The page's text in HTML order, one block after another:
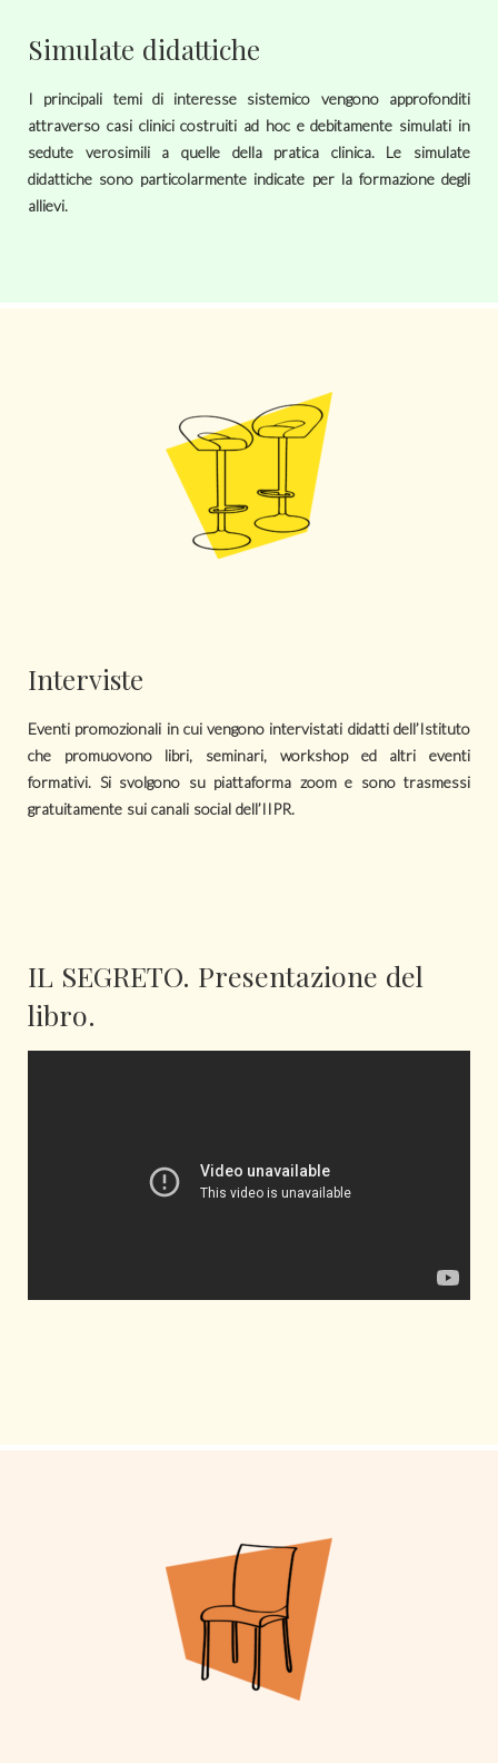
Simulate didattiche
I principali temi di interesse sistemico vengono approfonditi
attraverso casi clinici costruiti ad hoc e debitamente simulati in
sedute verosimili a quelle della pratica clinica. Le simulate
didattiche sono particolarmente indicate per la formazione degli
allievi.
Interviste
Eventi promozionali in cui vengono intervistati didatti dell’Istituto
che promuovono libri, seminari, workshop ed altri eventi
formativi. Si svolgono su piattaforma zoom e sono trasmessi
gratuitamente sui canali social dell’IIPR.
IL SEGRETO. Presentazione del
libro.